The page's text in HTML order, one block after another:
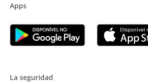
Apps
La seguridad